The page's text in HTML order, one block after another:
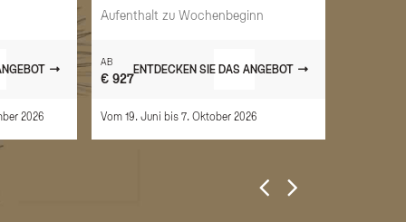
2026
Aufenthalt zu Wochenbeginn
AB
€ 927
ENTDECKEN SIE DAS ANGEBOT
Vom 19. Juni bis 7. Oktober 2026